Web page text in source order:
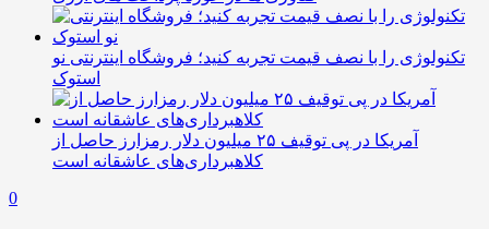
تکنولوژی را با نصف قیمت تجربه کنید؛ فروشگاه اینترنتی نو
استوک
آمریکا در پی توقیف ۲۵ میلیون دلار رمزارز حاصل از
کلاهبرداری‌های عاشقانه است
0